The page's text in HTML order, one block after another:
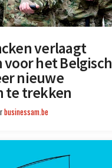
verlaagt
voor het Belgisch
nieuwe
te trekken
businessam.be